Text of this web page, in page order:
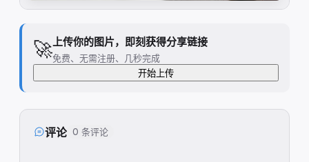
🚀 上传你的图片，即刻获得分享链接
免费、无需注册、几秒完成
开始上传
评论 0 条评论